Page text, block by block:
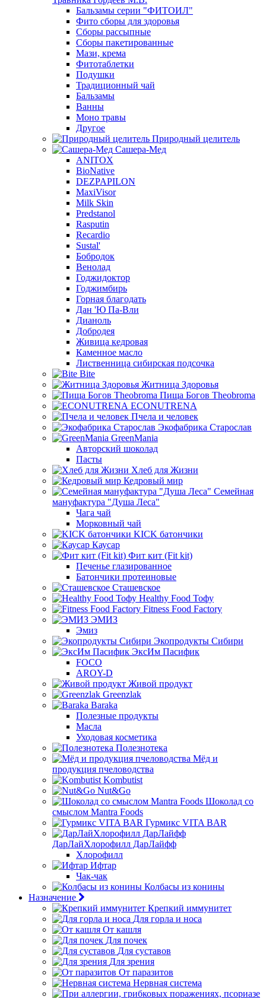
Бальзамы серии "ФИТОИЛ"
Фито сборы для здоровья
Сборы рассыпные
Сборы пакетированные
Мази, крема
Фитотаблетки
Подушки
Традиционный чай
Бальзамы
Ванны
Моно травы
Другое
Природный целитель
Сашера-Мед
ANITOX
BioNative
DEZPAPILON
MaxiVisor
Milk Skin
Predstanol
Rasputin
Recardio
Sustal'
Бобродок
Венолад
Годжидоктор
Годжимбирь
Горная благодать
Дан 'Ю Па-Вли
Дианоль
Добродея
Живица кедровая
Каменное масло
Лиственница сибирская подсочка
Bite
Житница Здоровья
Пища Богов Theobroma
ECONUTRENA
Пчела и человек
Экофабрика Старослав
GreenMania
Авторский шоколад
Пасты
Хлеб для Жизни
Кедровый мир
Семейная
мануфактура "Душа Леса"
Чага чай
Морковный чай
KICK батончики
Каусар
Фит кит (Fit kit)
Печенье глазированное
Батончики протеиновые
Сташевское
Healthy Food Тофу
Fitness Food Factory
ЭМИЗ
Эмиз
Экопродукты Сибири
ЭксИм Пасифик
FOCO
AROY-D
Живой продукт
Greenzlak
Baraka
Полезные продукты
Масла
Уходовая косметика
Полезнотека
Мёд и
продукция пчеловодства
Kombutist
Nut&Go
Шоколад со
смыслом Mantra Foods
Гурмикс VITA BAR
ДарЛайХлорофилл ДарЛайфф
Хлорофилл
Ифтар
Чак-чак
Колбасы из конины
Назначение
Крепкий иммунитет
Для горла и носа
От кашля
Для почек
Для суставов
Для зрения
От паразитов
Нервная система